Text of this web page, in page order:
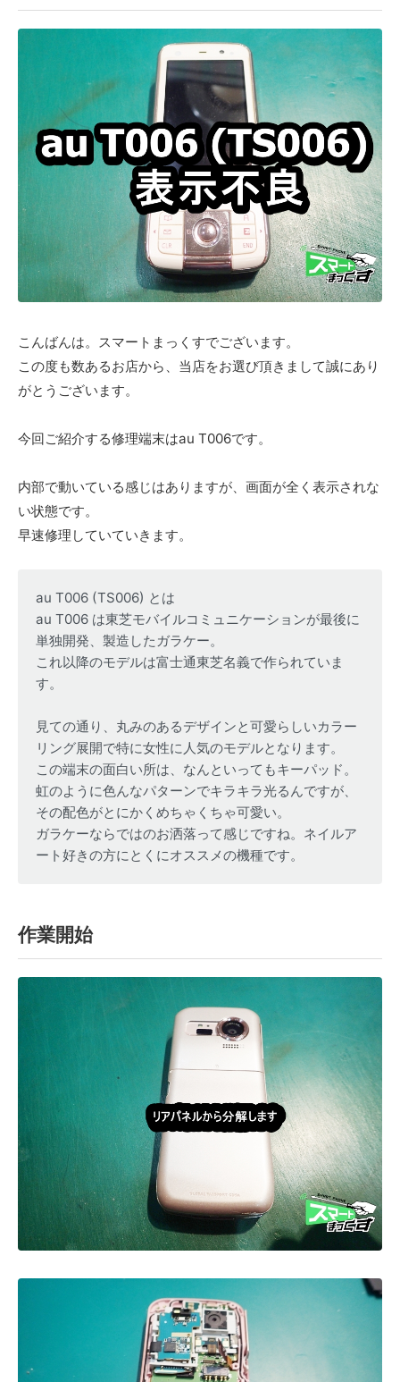
こんばんは。スマートまっくすでございます。
この度も数あるお店から、当店をお選び頂きまして誠にあり
がとうございます。
今回ご紹介する修理端末はau T006です。
内部で動いている感じはありますが、画面が全く表示されな
い状態です。
早速修理していていきます。
au T006 (TS006) とは
au T006 は東芝モバイルコミュニケーションが最後に
単独開発、製造したガラケー。
これ以降のモデルは富士通東芝名義で作られていま
す。
見ての通り、丸みのあるデザインと可愛らしいカラー
リング展開で特に女性に人気のモデルとなります。
この端末の面白い所は、なんといってもキーパッド。
虹のように色んなパターンでキラキラ光るんですが、
その配色がとにかくめちゃくちゃ可愛い。
ガラケーならではのお洒落って感じですね。ネイルア
ート好きの方にとくにオススメの機種です。
作業開始